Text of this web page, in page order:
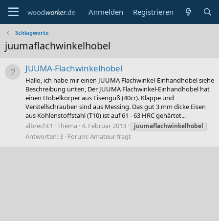
Anmelden Registrieren
Schlagworte
juumaflachwinkelhobel
JUUMA-Flachwinkelhobel
Hallo, ich habe mir einen JUUMA Flachwinkel-Einhandhobel siehe
Beschreibung unten, Der JUUMA Flachwinkel-Einhandhobel hat
einen Hobelkörper aus Eisenguß (40cr). Klappe und
Verstellschrauben sind aus Messing. Das gut 3 mm dicke Eisen
aus Kohlenstoffstahl (T10) ist auf 61 - 63 HRC gehärtet...
albrecht1
Thema 4. Februar 2013 juumaflachwinkelhobel
Antworten: 3 Forum:Amateur fragt